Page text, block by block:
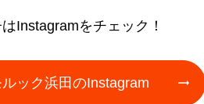
Instagramをチェック！
ルック浜田のInstagram